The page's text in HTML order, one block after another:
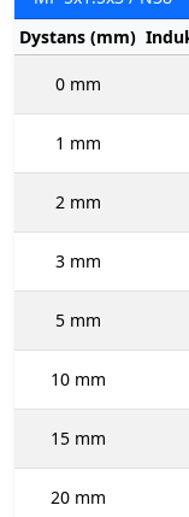
Dystans (mm)
0 mm
1 mm
2 mm
3 mm
5 mm
10 mm
15 mm
20 mm